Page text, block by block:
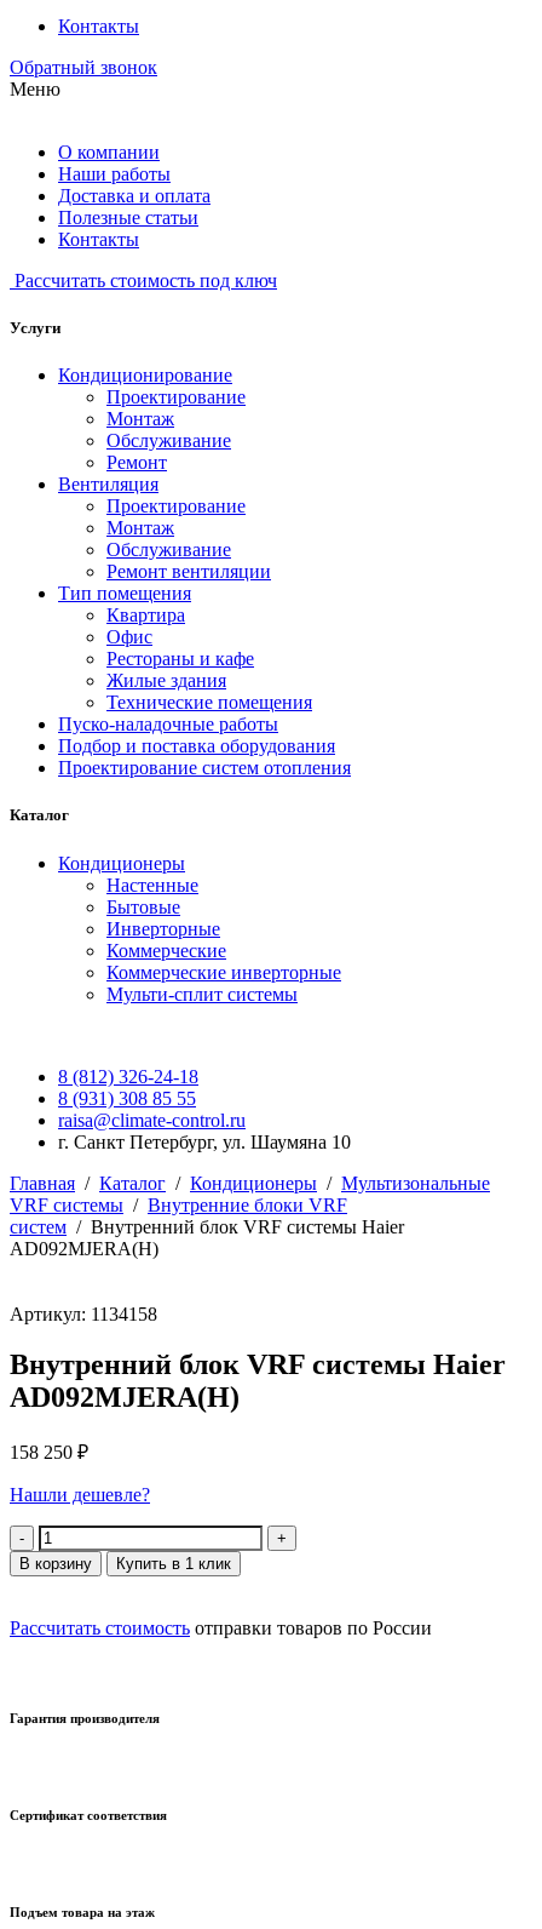
Контакты
Обратный звонок
Меню
О компании
Наши работы
Доставка и оплата
Полезные статьи
Контакты
Рассчитать стоимость под ключ
Услуги
Кондиционирование
Проектирование
Монтаж
Обслуживание
Ремонт
Вентиляция
Проектирование
Монтаж
Обслуживание
Ремонт вентиляции
Тип помещения
Квартира
Офис
Рестораны и кафе
Жилые здания
Технические помещения
Пуско-наладочные работы
Подбор и поставка оборудования
Проектирование систем отопления
Каталог
Кондиционеры
Настенные
Бытовые
Инверторные
Коммерческие
Коммерческие инверторные
Мульти-сплит системы
8 (812) 326-24-18
8 (931) 308 85 55
raisa@climate-control.ru
г. Санкт Петербург, ул. Шаумяна 10
Главная / Каталог / Кондиционеры / Мультизональные
VRF системы / Внутренние блоки VRF
систем / Внутренний блок VRF системы Haier
AD092MJERA(H)
Артикул: 1134158
Внутренний блок VRF системы Haier
AD092MJERA(H)
158 250 ₽
Нашли дешевле?
Количество
В корзину Купить в 1 клик
Рассчитать стоимость отправки товаров по России
Гарантия производителя
Сертификат соответствия
Подъем товара на этаж